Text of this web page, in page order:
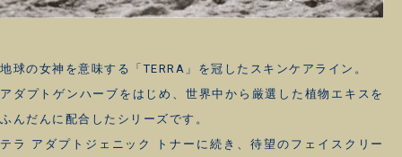
地球の女神を意味する「TERRA」を冠したスキンケアライン。
アダプトゲンハーブをはじめ、世界中から厳選した植物エキスを
ふんだんに配合したシリーズです。
テラ アダプトジェニック トナーに続き、待望のフェイスクリー